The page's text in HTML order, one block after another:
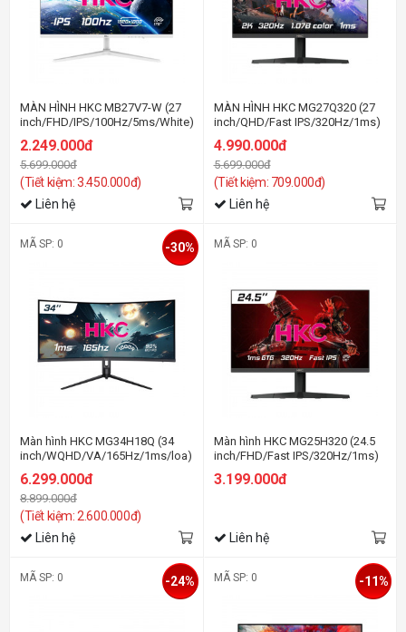
MÀN HÌNH HKC MB27V7-W (27
inch/FHD/IPS/100Hz/5ms/White)
2.249.000đ
5.699.000đ
(Tiết kiệm: 3.450.000đ)
Liên hệ
MÀN HÌNH HKC MG27Q320 (27
inch/QHD/Fast IPS/320Hz/1ms)
4.990.000đ
5.699.000đ
(Tiết kiệm: 709.000đ)
Liên hệ
MÃ SP: 0
Màn hình HKC MG34H18Q (34
inch/WQHD/VA/165Hz/1ms/loa)
6.299.000đ
8.899.000đ
(Tiết kiệm: 2.600.000đ)
-30%
Liên hệ
MÃ SP: 0
Màn hình HKC MG25H320 (24.5
inch/FHD/Fast IPS/320Hz/1ms)
3.199.000đ
Liên hệ
MÃ SP: 0 -24% MÃ SP: 0 -11%